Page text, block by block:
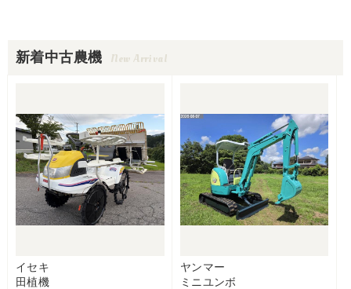
新着中古農機 New Arrival
イセキ
田植機
ヤンマー
ミニユンボ